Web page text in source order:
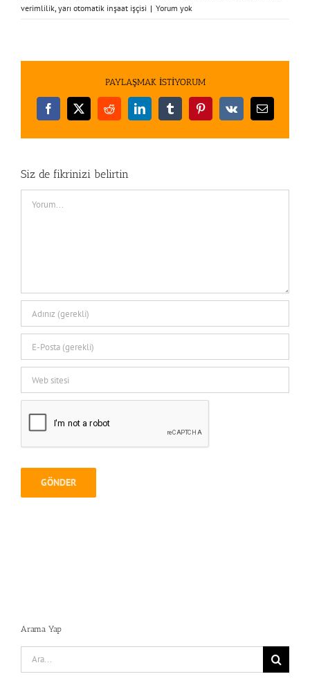
verimlilik yarı otomatik inşaat işçisi | Yorum yok
PAYLAŞMAK İSTİYORUM
Facebook
X RedditLinkedInTumblrPinterest
Vk
E-
posta
Siz de fikrinizi belirtin
Comment
Arama Yap
Search
for: